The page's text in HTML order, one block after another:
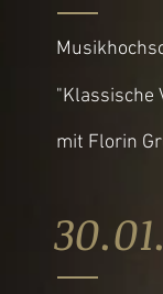
"Klassische
mit Florin